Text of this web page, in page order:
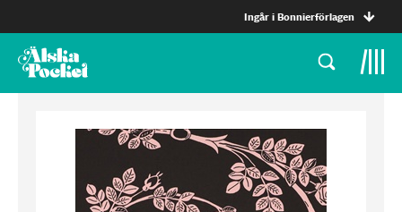
Ingår i Bonnierförlagen